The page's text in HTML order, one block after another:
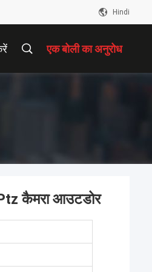
Hindi
एक बोली का अनुरोध
कैमरा आउटडोर